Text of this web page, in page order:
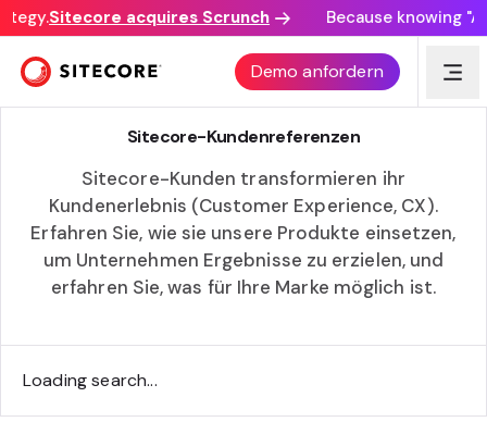
Sitecore acquires Scrunch Because knowing
Demo anfordern
UNTERNEHMEN WELTWEIT ERFOLGREICH MIT
SITECORE
Sitecore-Kundenreferenzen
Sitecore-Kunden transformieren ihr
Kundenerlebnis (Customer Experience, CX).
Erfahren Sie, wie sie unsere Produkte einsetzen,
um Unternehmen Ergebnisse zu erzielen, und
erfahren Sie, was für Ihre Marke möglich ist.
Loading search...